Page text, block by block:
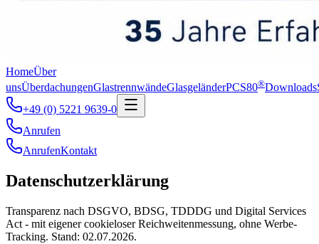
HomeÜber
unsÜberdachungenGlastrennwändeGlasgeländerPCS80®Downloads
+49 (0) 5221 9639-0
Anrufen
AnrufenKontakt
Datenschutzerklärung
Transparenz nach DSGVO, BDSG, TDDDG und Digital Services
Act - mit eigener cookieloser Reichweitenmessung, ohne Werbe-
Tracking. Stand: 02.07.2026.